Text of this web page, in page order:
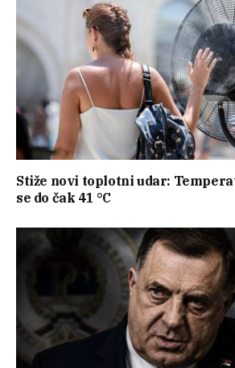
Stiže novi toplotni udar:
se do čak 41 °C